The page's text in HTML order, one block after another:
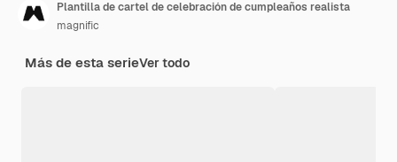
Plantilla de cartel de celebración de cumpleaños realista
magnific
Más de esta serieVer todo